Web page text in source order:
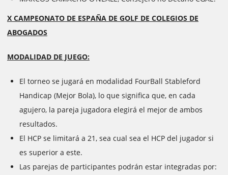
X CAMPEONATO DE ESPAÑA DE GOLF DE COLEGIOS DE
ABOGADOS
MODALIDAD DE JUEGO:
El torneo se jugará en modalidad FourBall Stableford
Handicap (Mejor Bola), lo que significa que, en cada
agujero, la pareja jugadora elegirá el mejor de ambos
resultados.
El HCP se limitará a 21, sea cual sea el HCP del jugador si
es superior a este.
Las parejas de participantes podrán estar integradas por: